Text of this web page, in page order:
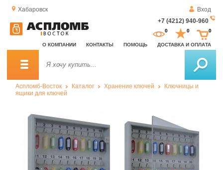
Хабаровск
Вход
+7 (4212) 940-960
О КОМПАНИИ КОНТАКТЫ ПОМОЩЬ ДОСТАВКА И ОПЛАТА
0 0 0
Аспломб-Восток Каталог Хранение ключей
Ключницы и
ящики для ключей